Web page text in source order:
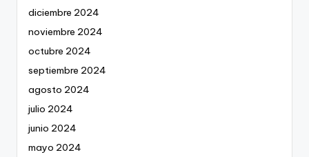
diciembre 2024
noviembre 2024
octubre 2024
septiembre 2024
agosto 2024
julio 2024
junio 2024
mayo 2024